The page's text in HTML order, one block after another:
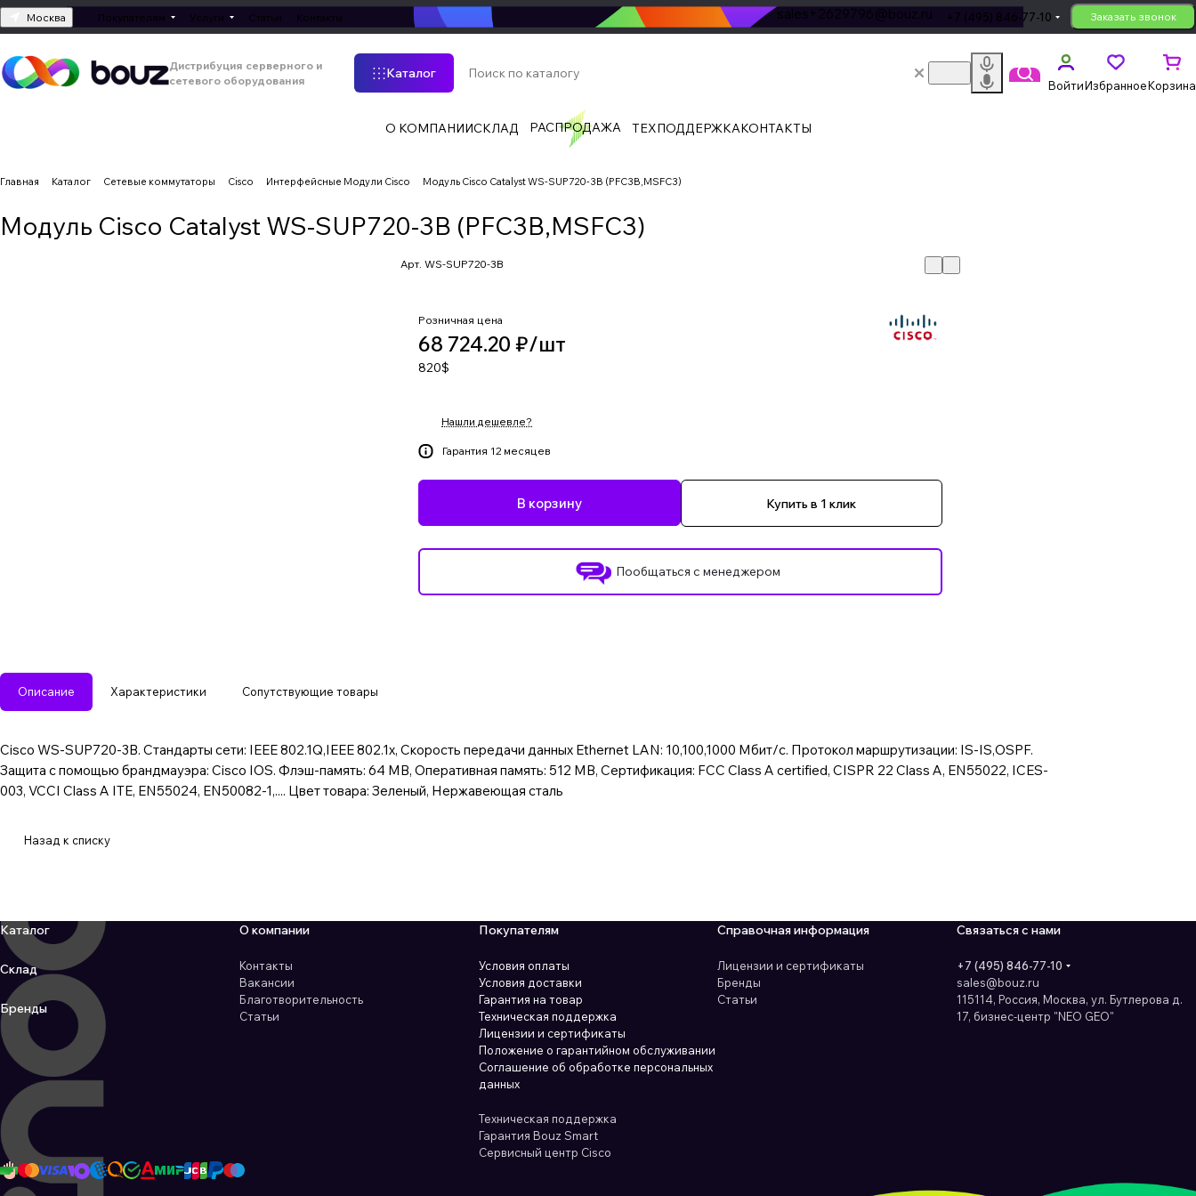
Москва Покупателям Услуги Статьи Контакты sales+2629796@bouz.ru +7 (495) 846-77-10 Заказать звонок
Дистрибуция серверного и
сетевого оборудования
Каталог
ВойтиИзбранноеКорзина
О КОМПАНИИСКЛАД РАСПРОДАЖА ТЕХПОДДЕРЖКАКОНТАКТЫ
Главная Каталог Сетевые коммутаторы Cisco Интерфейсные Модули Cisco Модуль Cisco Catalyst WS-SUP720-3B (PFC3B,MSFC3)
Модуль Cisco Catalyst WS-SUP720-3B (PFC3B,MSFC3)
Арт. WS-SUP720-3B
Розничная цена
68 724.20 ₽/шт
820$
В корзину Купить в 1 клик
Пообщаться с менеджером
Нашли дешевле?
Гарантия 12 месяцев
Описание Характеристики Сопутствующие товары
Cisco WS-SUP720-3B. Стандарты сети: IEEE 802.1Q,IEEE 802.1x, Скорость передачи данных Ethernet LAN: 10,100,1000 Мбит/с. Протокол маршрутизации: IS-IS,OSPF.
Защита с помощью брандмауэра: Cisco IOS. Флэш-память: 64 MB, Оперативная память: 512 MB, Сертификация: FCC Class A certified, CISPR 22 Class A, EN55022, ICES-
003, VCCI Class A ITE, EN55024, EN50082-1,.... Цвет товара: Зеленый, Нержавеющая сталь
Назад к списку
Каталог
Склад
Бренды
О компании
Контакты
Вакансии
Благотворительность
Статьи
Покупателям
Условия оплаты
Условия доставки
Гарантия на товар
Техническая поддержка
Лицензии и сертификаты
Положение о гарантийном обслуживании
Соглашение об обработке персональных
данных
Техническая поддержка
Гарантия Bouz Smart
Сервисный центр Cisco
Справочная информация
Лицензии и сертификаты
Бренды
Статьи
Связаться с нами
+7 (495) 846-77-10
sales@bouz.ru
115114, Россия, Москва, ул. Бутлерова д.
17, бизнес-центр "NEO GEO"